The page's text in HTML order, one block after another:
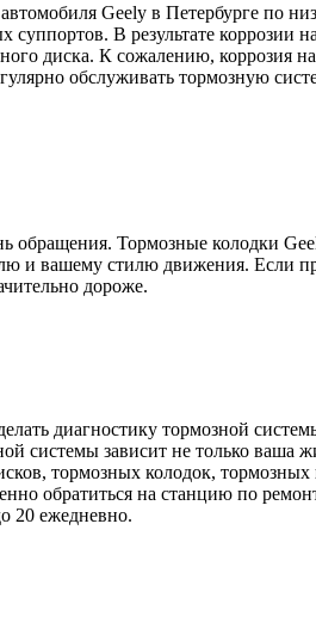
Geely в Петербурге по
В результате коррозии
диска. К сожалению, коррозия
обслуживать тормозную
обращения. Тормозные колодки
и вашему стилю движения. Если
дороже.
диагностику тормозной
системы зависит не только
тормозных колодок,
обратиться на станцию по
20 ежедневно.